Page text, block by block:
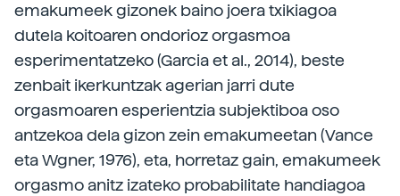
emakumeek gizonek baino joera txikiagoa
dutela koitoaren ondorioz orgasmoa
esperimentatzeko (Garcia et al., 2014), beste
zenbait ikerkuntzak agerian jarri dute
orgasmoaren esperientzia subjektiboa oso
antzekoa dela gizon zein emakumeetan (Vance
eta Wgner, 1976), eta, horretaz gain, emakumeek
orgasmo anitz izateko probabilitate handiagoa